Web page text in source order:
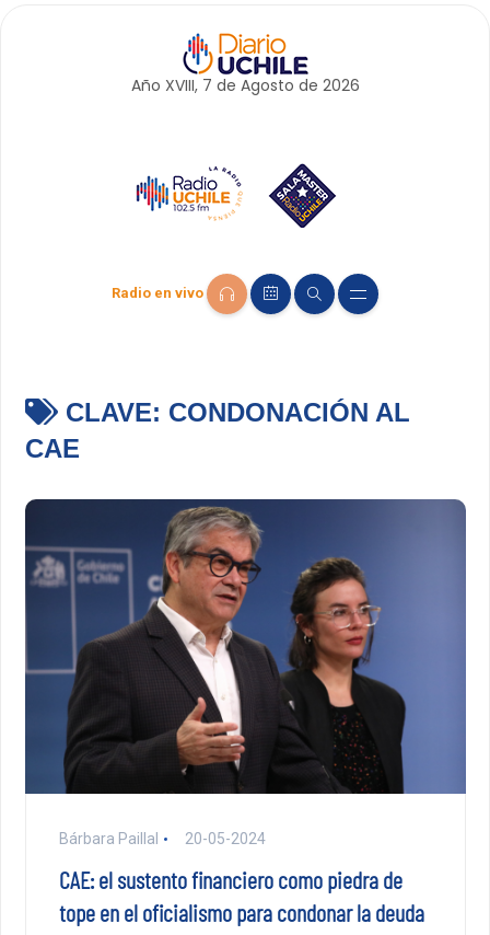
Año XVIII, 7 de Agosto de 2026
Radio en vivo
CLAVE: CONDONACIÓN AL
CAE
Bárbara Paillal 20-05-2024
CAE: el sustento financiero como piedra de
tope en el oficialismo para condonar la deuda